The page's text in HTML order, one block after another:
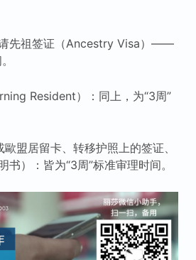
先祖签证（Ancestry Visa）——
Resident）：同上，为“3周”
歐盟居留卡、转移护照上的签证、
书）：皆为“3周”标准审理时间。